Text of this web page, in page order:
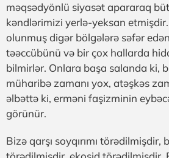
məqsədyönlü siyasət apararaq
kəndlərimizi yerlə-yeksan
olunmuş digər bölgələrə səfər
təəccübünü və bir çox hallarda
bilmirlər. Onlara başa salanda ki,
müharibə zamanı yox, atəşkəs
əlbəttə ki, erməni faşizminin
görünür.
Bizə qarşı soyqırımı törədilmişdir,